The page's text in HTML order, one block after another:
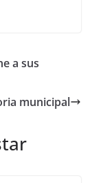
a sus
municipal